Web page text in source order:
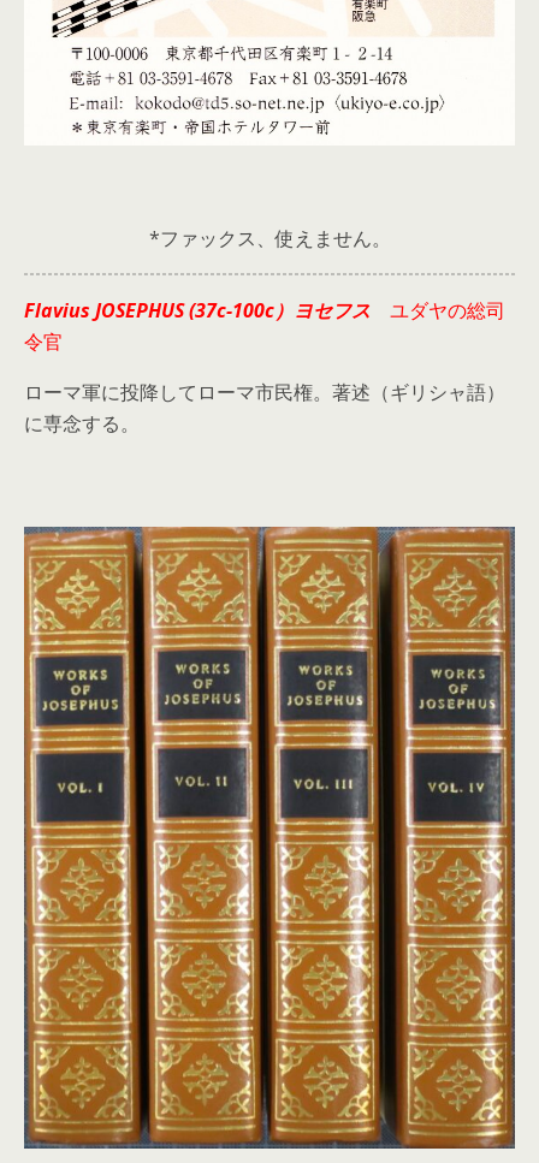
*ファックス、使えません。
Flavius JOSEPHUS (37c-100c）ヨセフス
ユダヤの総司
令官
ローマ軍に投降してローマ市民権。著述（ギリシャ語）
に専念する。